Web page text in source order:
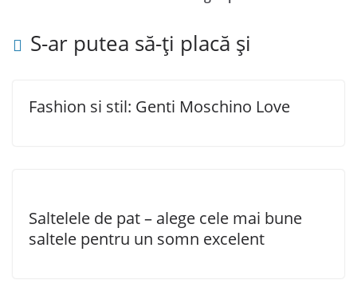
S-ar putea să-ți placă și
Fashion si stil: Genti Moschino Love
Saltelele de pat – alege cele mai bune
saltele pentru un somn excelent